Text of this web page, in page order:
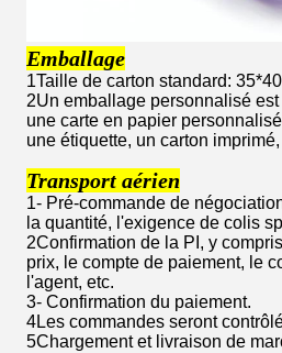
Emballage
1Taille de carton standard:
2Un emballage personnalisé
une carte en papier
une étiquette, un carton imprimé,
Transport aérien
1- Pré-commande de
la quantité, l'exigence de colis
2Confirmation de la PI, y
prix, le compte de paiement, le
l'agent, etc.
3- Confirmation du paiement.
4Les commandes seront
5Chargement et livraison de